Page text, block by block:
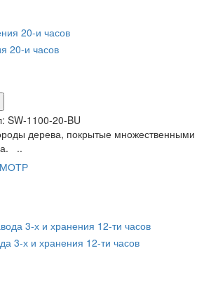
20-и часов
SW-1100-20-BU
дерева, покрытые множественными
..
3-х и хранения 12-ти часов